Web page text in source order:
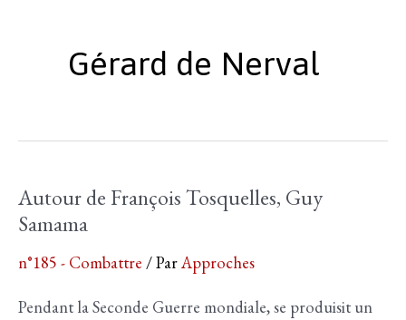
Gérard de Nerval
Autour de François Tosquelles, Guy
Samama
n°185 - Combattre / ParApproches
Pendant la Seconde Guerre mondiale, se produisit un